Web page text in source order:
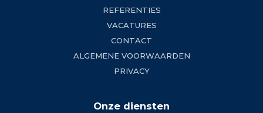
REFERENTIES
VACATURES
CONTACT
ALGEMENE VOORWAARDEN
PRIVACY
Onze diensten